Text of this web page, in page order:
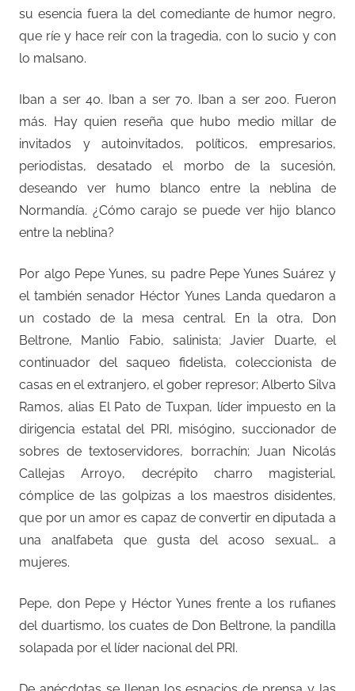
su esencia fuera la del comediante de humor negro,
que ríe y hace reír con la tragedia, con lo sucio y con
lo malsano.
Iban a ser 40. Iban a ser 70. Iban a ser 200. Fueron
más. Hay quien reseña que hubo medio millar de
invitados y autoinvitados, políticos, empresarios,
periodistas, desatado el morbo de la sucesión,
deseando ver humo blanco entre la neblina de
Normandía. ¿Cómo carajo se puede ver hijo blanco
entre la neblina?
Por algo Pepe Yunes, su padre Pepe Yunes Suárez y
el también senador Héctor Yunes Landa quedaron a
un costado de la mesa central. En la otra, Don
Beltrone, Manlio Fabio, salinista; Javier Duarte, el
continuador del saqueo fidelista, coleccionista de
casas en el extranjero, el gober represor; Alberto Silva
Ramos, alias El Pato de Tuxpan, líder impuesto en la
dirigencia estatal del PRI, misógino, succionador de
sobres de textoservidores, borrachín; Juan Nicolás
Callejas Arroyo, decrépito charro magisterial,
cómplice de las golpizas a los maestros disidentes,
que por un amor es capaz de convertir en diputada a
una analfabeta que gusta del acoso sexual… a
mujeres.
Pepe, don Pepe y Héctor Yunes frente a los rufianes
del duartismo, los cuates de Don Beltrone, la pandilla
solapada por el líder nacional del PRI.